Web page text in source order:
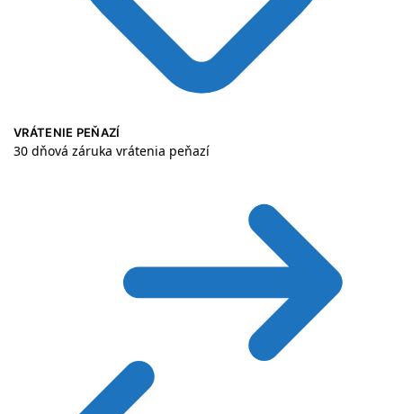
VRÁTENIE PEŇAZÍ
30 dňová záruka vrátenia peňazí